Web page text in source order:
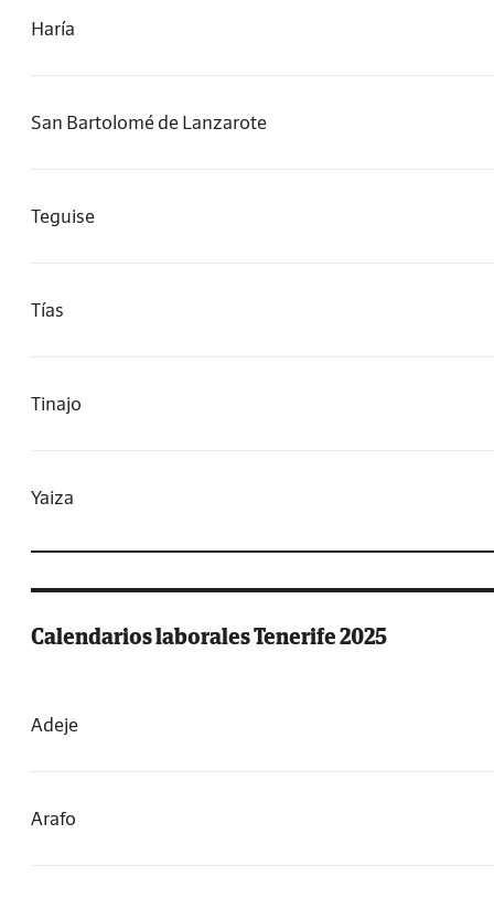
Haría
San Bartolomé de Lanzarote
Teguise
Tías
Tinajo
Yaiza
Calendarios laborales Tenerife 2025
Adeje
Arafo